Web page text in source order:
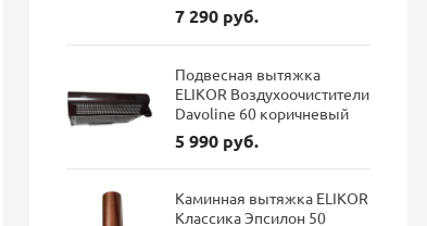
7 290 руб.
Подвесная вытяжка
ELIKOR Воздухоочистители
Davoline 60 коричневый
5 990 руб.
Каминная вытяжка ELIKOR
Классика Эпсилон 50